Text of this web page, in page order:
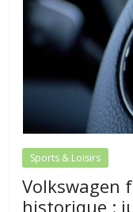
Sports & Loisirs
Volkswagen
historique :